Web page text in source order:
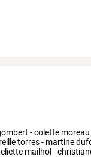
-colette moreau
torres- martine
eliette mailhol-